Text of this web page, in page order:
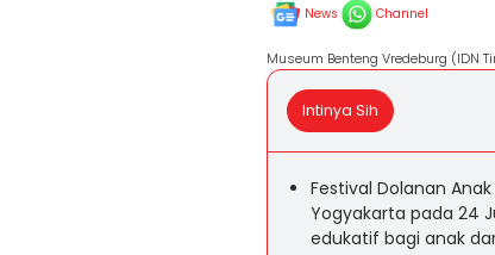
News Channel
Museum Benteng Vredeburg (IDN
Intinya Sih
Festival Dolanan
Yogyakarta pada 24
edukatif bagi anak